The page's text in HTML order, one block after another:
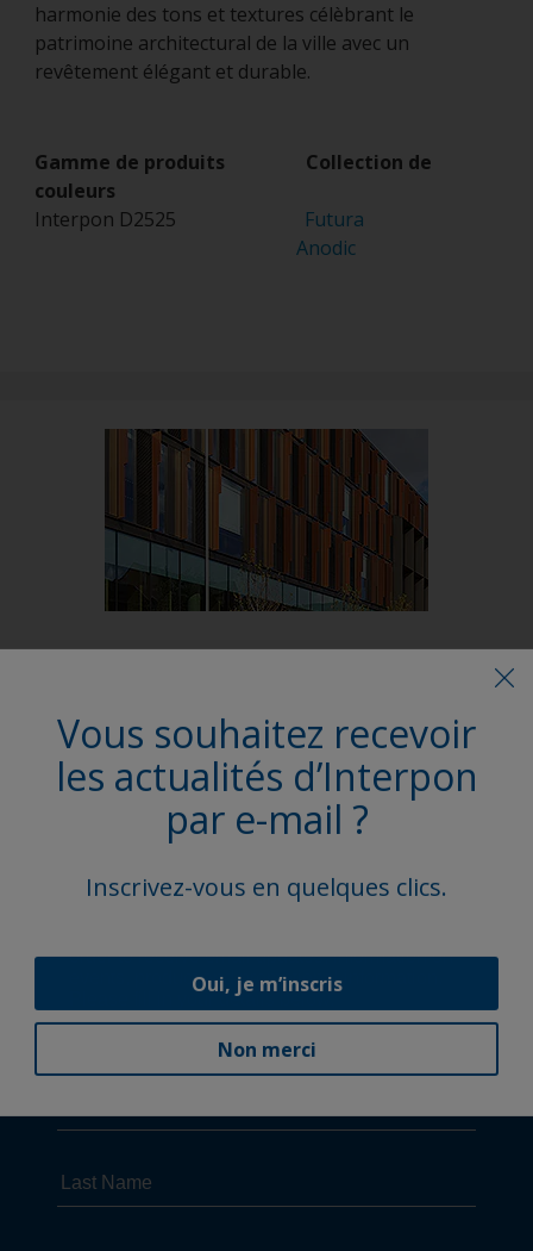
harmonie des tons et textures célèbrant le
patrimoine architectural de la ville avec un
revêtement élégant et durable.
Gamme de produits Collection de
couleurs
Interpon D2525 Futura
Anodic
Vous souhaitez recevoir
les actualités d’Interpon
par e-mail ?
Inscrivez-vous en quelques clics.
Oui, je m’inscris
Non merci